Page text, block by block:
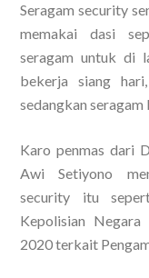
Seragam security
memakai dasi
seragam untuk di
bekerja siang
sedangkan
Karo penmas dari
Awi Setiyono
security itu
Kepolisian
2020 terkait